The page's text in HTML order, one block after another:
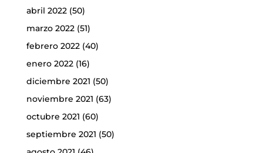
abril 2022(50)
marzo 2022(51)
febrero 2022(40)
enero 2022(16)
diciembre 2021 (50)
noviembre 2021 (63)
octubre 2021 (60)
septiembre 2021 (50)